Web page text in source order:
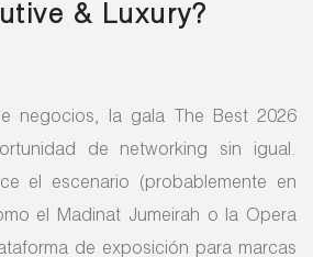
& Luxury?
negocios, la gala The Best 2026
de networking sin igual.
el escenario (probablemente en
el Madinat Jumeirah o la Opera
de exposición para marcas